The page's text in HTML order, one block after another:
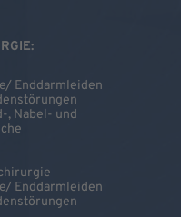
Enddarmleiden
, Nabel- und
Enddarmleiden